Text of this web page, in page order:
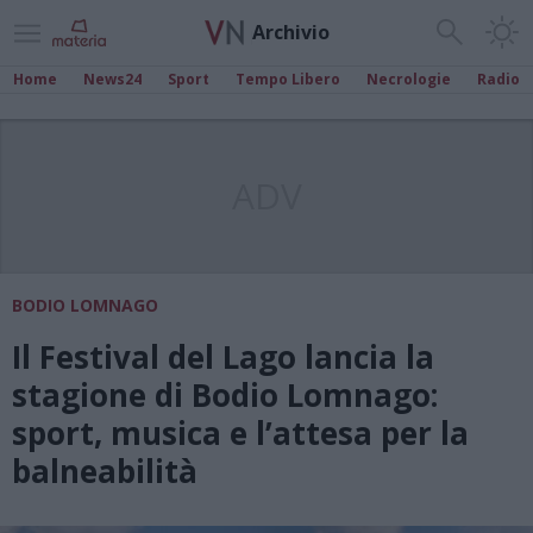
Archivio
Home News24 Sport Tempo Libero Necrologie Radio
BODIO LOMNAGO
Il Festival del Lago lancia la
stagione di Bodio Lomnago:
sport, musica e l’attesa per la
balneabilità